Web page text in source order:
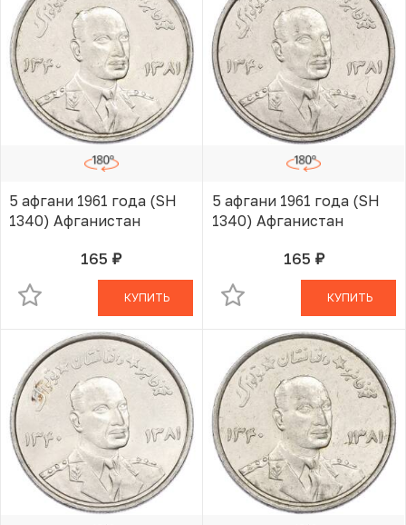
5 афгани 1961 года (SH
1340) Афганистан
165 руб.В КОРЗИНЕ
КУПИТЬ
5 афгани 1961 года (SH
1340) Афганистан
165 руб.В КОРЗИНЕ
КУПИТЬ